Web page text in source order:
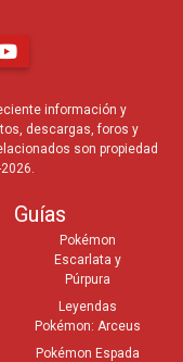
información y
descargas, foros y
son propiedad
Guías
Pokémon
Escarlata y
Púrpura
Leyendas
Pokémon: Arceus
Pokémon Espada